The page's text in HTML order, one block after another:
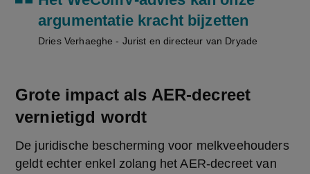
argumentatie kracht bijzetten
Dries Verhaeghe - Jurist en directeur van Dryade
Grote impact als AER-decreet
vernietigd wordt
De juridische bescherming voor melkveehouders
geldt echter enkel zolang het AER-decreet van